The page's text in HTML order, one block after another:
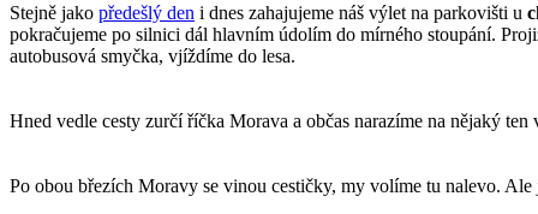
Stejně jako předešlý den i dnes zahajujeme náš výlet na parkovišti u
pokračujeme po silnici dál hlavním údolím do mírného stoupání.
autobusová smyčka, vjíždíme do lesa.
Hned vedle cesty zurčí říčka Morava a občas narazíme na nějaký
Po obou březích Moravy se vinou cestičky, my volíme tu nalevo.